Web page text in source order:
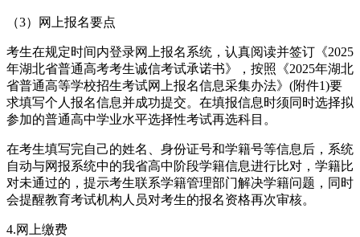
（3）网上报名要点
考生在规定时间内登录网上报名系统，认真阅读并签订《2025
年湖北省普通高考考生诚信考试承诺书》，按照《2025年湖北
省普通高等学校招生考试网上报名信息采集办法》(附件1)要
求填写个人报名信息并成功提交。在填报信息时须同时选择拟
参加的普通高中学业水平选择性考试再选科目。
在考生填写完自己的姓名、身份证号和学籍号等信息后，系统
自动与网报系统中的我省高中阶段学籍信息进行比对，学籍比
对未通过的，提示考生联系学籍管理部门解决学籍问题，同时
会提醒教育考试机构人员对考生的报名资格再次审核。
4.网上缴费